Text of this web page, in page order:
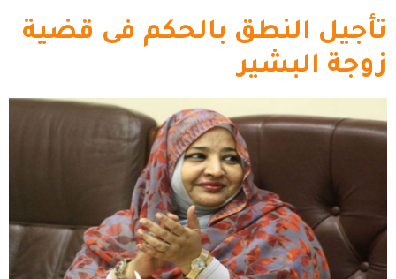
تأجيل النطق بالحكم فى قضية
زوجة البشير